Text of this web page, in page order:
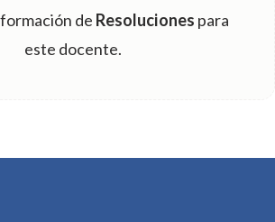
de Resoluciones para
este docente.